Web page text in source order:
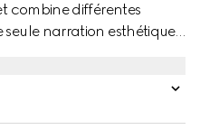
combine différentes
narration esthétique.
pour la saison.